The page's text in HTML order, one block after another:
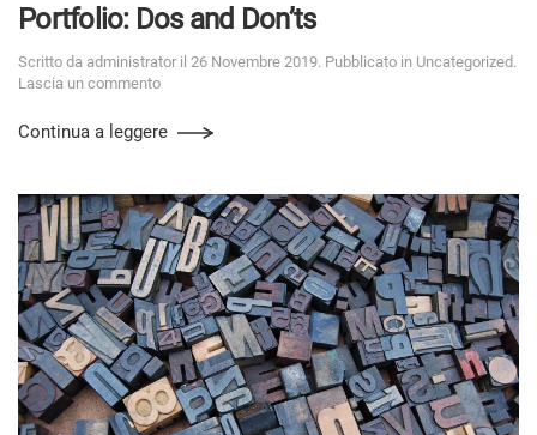
Portfolio: Dos and Don’ts
Scritto da administrator il 26 Novembre 2019. Pubblicato in Uncategorized .
Lascia un commento
Continua a leggere